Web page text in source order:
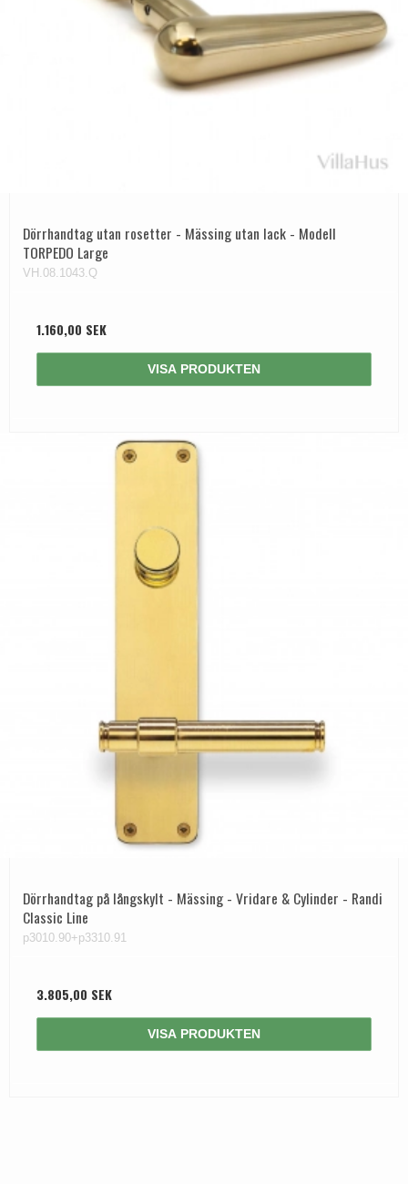
Dörrhandtag utan rosetter - Mässing utan lack - Modell
TORPEDO Large
VH.08.1043.Q
1.160,00 SEK
VISA PRODUKTEN
Dörrhandtag på långskylt - Mässing - Vridare & Cylinder - Randi
Classic Line
p3010.90+p3310.91
3.805,00 SEK
VISA PRODUKTEN